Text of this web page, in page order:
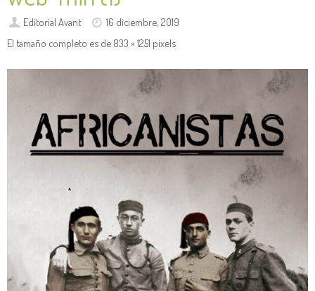
Editorial Avant
16 diciembre, 2019
El tamaño completo es de 833 × 1251 pixels